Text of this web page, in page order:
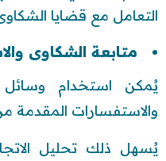
التعامل مع قضايا
متابعة الشكاوى
يُمكن استخدام وسائل
والاستفسارات المقدمة
يُسهل ذلك تحليل